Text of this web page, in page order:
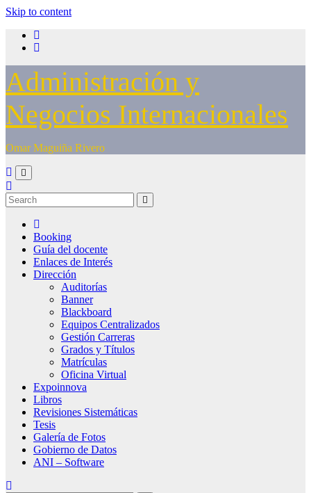
Skip to content
Administración y
Negocios Internacionales
Omar Maguiña Rivero
Booking
Guía del docente
Enlaces de Interés
Dirección
Auditorías
Banner
Blackboard
Equipos Centralizados
Gestión Carreras
Grados y Títulos
Matrículas
Oficina Virtual
Expoinnova
Libros
Revisiones Sistemáticas
Tesis
Galería de Fotos
Gobierno de Datos
ANI – Software